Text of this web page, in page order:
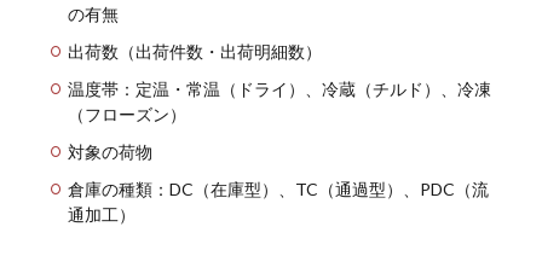
の有無
出荷数（出荷件数・出荷明細数）
温度帯：定温・常温（ドライ）、冷蔵（チルド）、冷凍
（フローズン）
対象の荷物
倉庫の種類：DC（在庫型）、TC（通過型）、PDC（流
通加工）